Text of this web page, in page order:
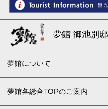
夢館 御池別邸
夢館について
夢館各総合TOPのご案内